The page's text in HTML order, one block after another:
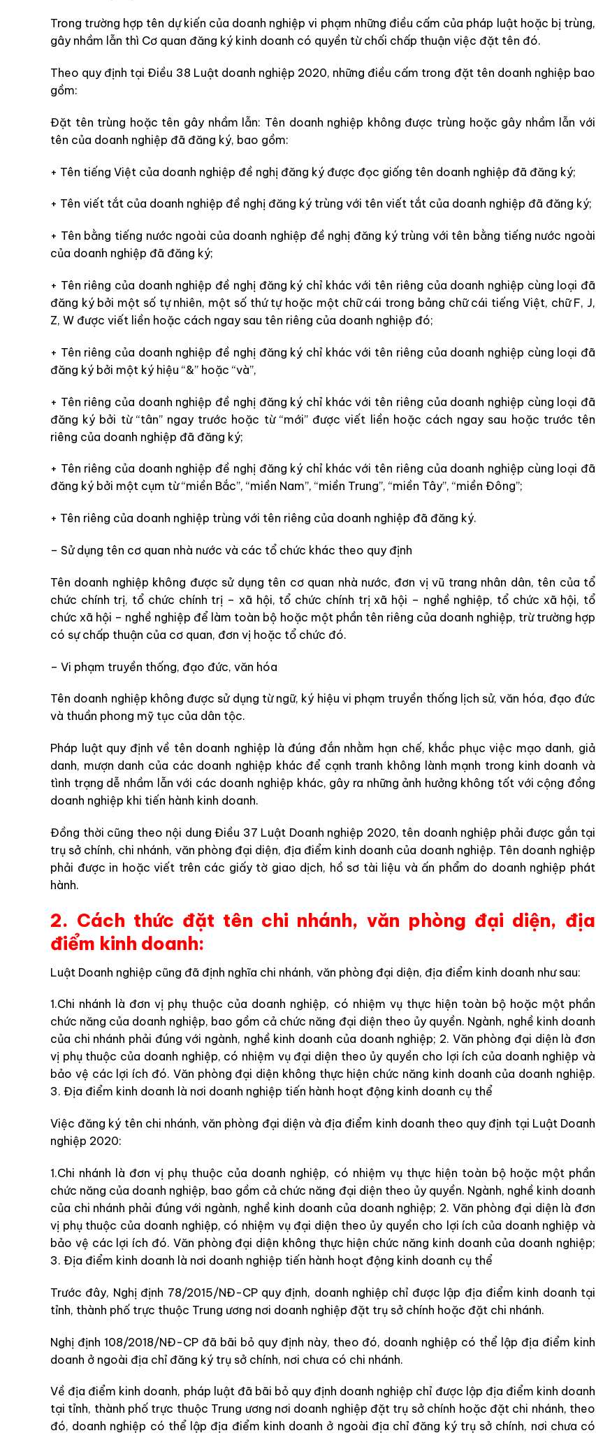
Trong trường hợp tên dự kiến của doanh nghiệp vi phạm những điều cấm của pháp luật hoặc bị trùng,
gây nhầm lẫn thì Cơ quan đăng ký kinh doanh có quyền từ chối chấp thuận việc đặt tên đó.
Theo quy định tại Điều 38 Luật doanh nghiệp 2020, những điều cấm trong đặt tên doanh nghiệp bao
gồm:
Đặt tên trùng hoặc tên gây nhầm lẫn: Tên doanh nghiệp không được trùng hoặc gây nhầm lẫn với
tên của doanh nghiệp đã đăng ký, bao gồm:
+ Tên tiếng Việt của doanh nghiệp đề nghị đăng ký được đọc giống tên doanh nghiệp đã đăng ký;
+ Tên viết tắt của doanh nghiệp đề nghị đăng ký trùng với tên viết tắt của doanh nghiệp đã đăng ký;
+ Tên bằng tiếng nước ngoài của doanh nghiệp đề nghị đăng ký trùng với tên bằng tiếng nước ngoài
của doanh nghiệp đã đăng ký;
+ Tên riêng của doanh nghiệp đề nghị đăng ký chỉ khác với tên riêng của doanh nghiệp cùng loại đã
đăng ký bởi một số tự nhiên, một số thứ tự hoặc một chữ cái trong bảng chữ cái tiếng Việt, chữ F, J,
Z, W được viết liền hoặc cách ngay sau tên riêng của doanh nghiệp đó;
+ Tên riêng của doanh nghiệp đề nghị đăng ký chỉ khác với tên riêng của doanh nghiệp cùng loại đã
đăng ký bởi một ký hiệu “&” hoặc “và”,
+ Tên riêng của doanh nghiệp đề nghị đăng ký chỉ khác với tên riêng của doanh nghiệp cùng loại đã
đăng ký bởi từ “tân” ngay trước hoặc từ “mới” được viết liền hoặc cách ngay sau hoặc trước tên
riêng của doanh nghiệp đã đăng ký;
+ Tên riêng của doanh nghiệp đề nghị đăng ký chỉ khác với tên riêng của doanh nghiệp cùng loại đã
đăng ký bởi một cụm từ “miền Bắc”, “miền Nam”, “miền Trung”, “miền Tây”, “miền Đông”;
+ Tên riêng của doanh nghiệp trùng với tên riêng của doanh nghiệp đã đăng ký.
– Sử dụng tên cơ quan nhà nước và các tổ chức khác theo quy định
Tên doanh nghiệp không được sử dụng tên cơ quan nhà nước, đơn vị vũ trang nhân dân, tên của tổ
chức chính trị, tổ chức chính trị – xã hội, tổ chức chính trị xã hội – nghề nghiệp, tổ chức xã hội, tổ
chức xã hội – nghề nghiệp để làm toàn bộ hoặc một phần tên riêng của doanh nghiệp, trừ trường hợp
có sự chấp thuận của cơ quan, đơn vị hoặc tổ chức đó.
– Vi phạm truyền thống, đạo đức, văn hóa
Tên doanh nghiệp không được sử dụng từ ngữ, ký hiệu vi phạm truyền thống lịch sử, văn hóa, đạo đức
và thuần phong mỹ tục của dân tộc.
Pháp luật quy định về tên doanh nghiệp là đúng đắn nhằm hạn chế, khắc phục việc mạo danh, giả
danh, mượn danh của các doanh nghiệp khác để cạnh tranh không lành mạnh trong kinh doanh và
tình trạng dễ nhầm lẫn với các doanh nghiệp khác, gây ra những ảnh hưởng không tốt với cộng đồng
doanh nghiệp khi tiến hành kinh doanh.
Đồng thời cũng theo nội dung Điều 37 Luật Doanh nghiệp 2020, tên doanh nghiệp phải được gắn tại
trụ sở chính, chi nhánh, văn phòng đại diện, địa điểm kinh doanh của doanh nghiệp. Tên doanh nghiệp
phải được in hoặc viết trên các giấy tờ giao dịch, hồ sơ tài liệu và ấn phẩm do doanh nghiệp phát
hành.
2. Cách thức đặt tên chi nhánh, văn phòng đại diện, địa
điểm kinh doanh:
Luật Doanh nghiệp cũng đã định nghĩa chi nhánh, văn phòng đại diện, địa điểm kinh doanh như sau:
1.Chi nhánh là đơn vị phụ thuộc của doanh nghiệp, có nhiệm vụ thực hiện toàn bộ hoặc một phần
chức năng của doanh nghiệp, bao gồm cả chức năng đại diện theo ủy quyền. Ngành, nghề kinh doanh
của chi nhánh phải đúng với ngành, nghề kinh doanh của doanh nghiệp; 2. Văn phòng đại diện là đơn
vị phụ thuộc của doanh nghiệp, có nhiệm vụ đại diện theo ủy quyền cho lợi ích của doanh nghiệp và
bảo vệ các lợi ích đó. Văn phòng đại diện không thực hiện chức năng kinh doanh của doanh nghiệp.
3. Địa điểm kinh doanh là nơi doanh nghiệp tiến hành hoạt động kinh doanh cụ thể
Việc đăng ký tên chi nhánh, văn phòng đại diện và địa điểm kinh doanh theo quy định tại Luật Doanh
nghiệp 2020:
1.Chi nhánh là đơn vị phụ thuộc của doanh nghiệp, có nhiệm vụ thực hiện toàn bộ hoặc một phần
chức năng của doanh nghiệp, bao gồm cả chức năng đại diện theo ủy quyền. Ngành, nghề kinh doanh
của chi nhánh phải đúng với ngành, nghề kinh doanh của doanh nghiệp; 2. Văn phòng đại diện là đơn
vị phụ thuộc của doanh nghiệp, có nhiệm vụ đại diện theo ủy quyền cho lợi ích của doanh nghiệp và
bảo vệ các lợi ích đó. Văn phòng đại diện không thực hiện chức năng kinh doanh của doanh nghiệp;
3. Địa điểm kinh doanh là nơi doanh nghiệp tiến hành hoạt động kinh doanh cụ thể
Trước đây, Nghị định 78/2015/NĐ-CP quy định, doanh nghiệp chỉ được lập địa điểm kinh doanh tại
tỉnh, thành phố trực thuộc Trung ương nơi doanh nghiệp đặt trụ sở chính hoặc đặt chi nhánh.
Nghị định 108/2018/NĐ-CP đã bãi bỏ quy định này, theo đó, doanh nghiệp có thể lập địa điểm kinh
doanh ở ngoài địa chỉ đăng ký trụ sở chính, nơi chưa có chi nhánh.
Về địa điểm kinh doanh, pháp luật đã bãi bỏ quy định doanh nghiệp chỉ được lập địa điểm kinh doanh
tại tỉnh, thành phố trực thuộc Trung ương nơi doanh nghiệp đặt trụ sở chính hoặc đặt chi nhánh, theo
đó, doanh nghiệp có thể lập địa điểm kinh doanh ở ngoài địa chỉ đăng ký trụ sở chính, nơi chưa có